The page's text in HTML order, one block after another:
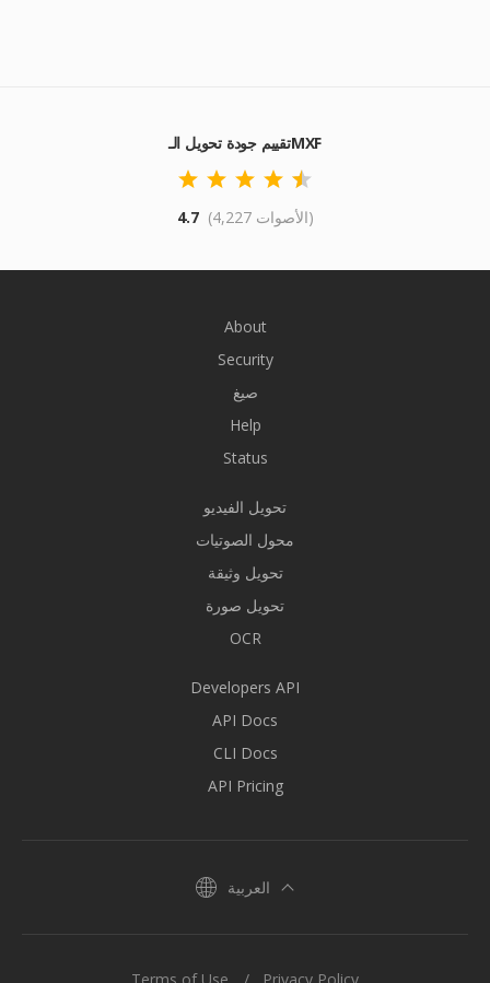
تقييم جودة تحويل الـMXF
4.7 (4,227 الأصوات)
About
Security
صيغ
Help
Status
تحويل الفيديو
محول الصوتيات
تحويل وثيقة
تحويل صورة
OCR
Developers API
API Docs
CLI Docs
API Pricing
العربية